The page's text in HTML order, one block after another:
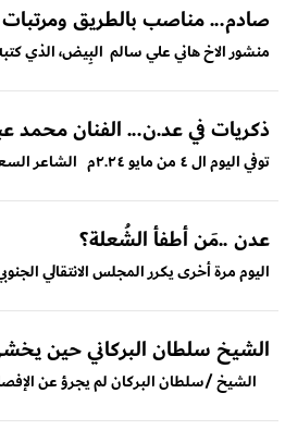
صادم... مناصب بالطريق ومرتبات
منشور الاخ هاني علي سالم البِيض، الذي
ذكريات في عد.ن... الفنان محمد
توفي اليوم ال ٤ من مايو ٢.٢٤م الشاعر السعودي الأمير بدر عبدالمحسن .. وهو الشاعر السعودي...
عدن ..مَن أطفأ الشُعلة؟
اليوم مرة أخرى يكرر المجلس الانتقالي
الشيخ سلطان البركاني حين
الشيخ /سلطان البركان لم يجرؤ عن